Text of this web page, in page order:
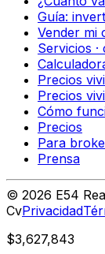
Guía:
Vender mi
Servicios
Precios
Precios
Cómo
Precios
Para
Prensa
© 2026 E54
CvPrivacidad
$3,627,843